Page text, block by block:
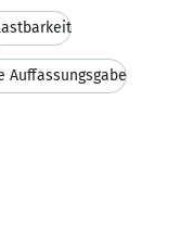
Auffassungsgabe